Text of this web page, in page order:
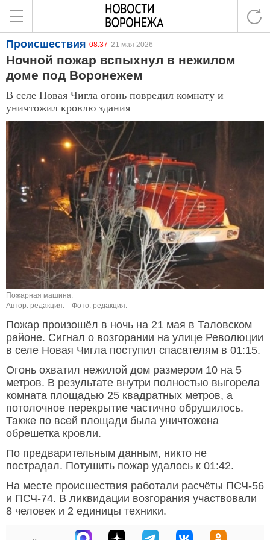
Происшествия 08:37 21 мая 2026
Ночной пожар вспыхнул в нежилом
доме под Воронежем
В селе Новая Чигла огонь повредил комнату и
уничтожил кровлю здания
Пожарная машина.
Автор: редакция.
Фото: редакция.
Пожар произошёл в ночь на 21 мая в Таловском
районе. Сигнал о возгорании на улице Революции
в селе Новая Чигла поступил спасателям в 01:15.
Огонь охватил нежилой дом размером 10 на 5
метров. В результате внутри полностью выгорела
комната площадью 25 квадратных метров, а
потолочное перекрытие частично обрушилось.
Также по всей площади была уничтожена
обрешетка кровли.
По предварительным данным, никто не
пострадал. Потушить пожар удалось к 01:42.
На месте происшествия работали расчёты ПСЧ-56
и ПСЧ-74. В ликвидации возгорания участвовали
8 человек и 2 единицы техники.